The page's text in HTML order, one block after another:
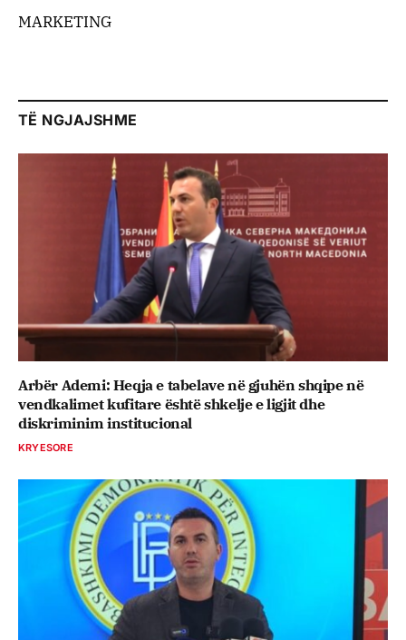
MARKETING
TË NGJAJSHME
Arbër Ademi: Heqja e tabelave në gjuhën shqipe në
vendkalimet kufitare është shkelje e ligjit dhe
diskriminim institucional
KRYESORE